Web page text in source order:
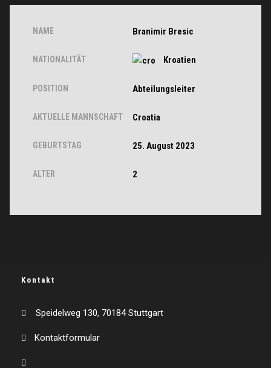
NAME Branimir Bresic
NATIONALITÄT Kroatien
POSITION Abteilungsleiter
AKTUELLE MANNSCHAFT Croatia
GEBURTSTAG 25. August 2023
ALTER 2
Kontakt
Speidelweg 130, 70184 Stuttgart
Kontaktformular